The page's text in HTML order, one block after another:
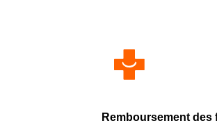
Remboursement des